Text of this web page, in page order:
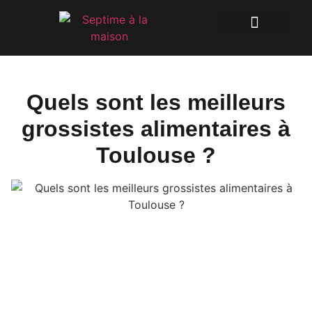
Quels sont les meilleurs
grossistes alimentaires à
Toulouse ?